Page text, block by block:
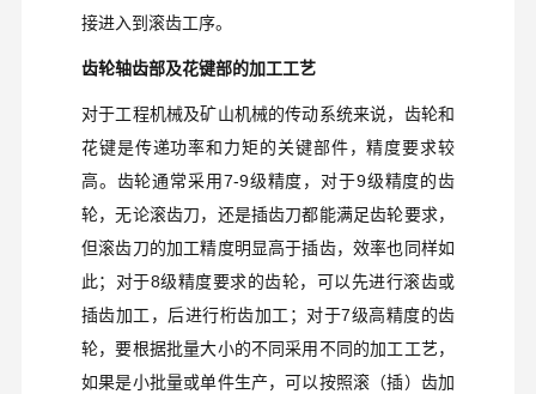
接进入到滚齿工序。
齿轮轴齿部及花键部的加工工艺
对于工程机械及矿山机械的传动系统来说，齿轮和
花键是传递功率和力矩的关键部件，精度要求较
高。齿轮通常采用7-9级精度，对于9级精度的齿
轮，无论滚齿刀，还是插齿刀都能满足齿轮要求，
但滚齿刀的加工精度明显高于插齿，效率也同样如
此；对于8级精度要求的齿轮，可以先进行滚齿或
插齿加工，后进行桁齿加工；对于7级高精度的齿
轮，要根据批量大小的不同采用不同的加工工艺，
如果是小批量或单件生产，可以按照滚（插）齿加